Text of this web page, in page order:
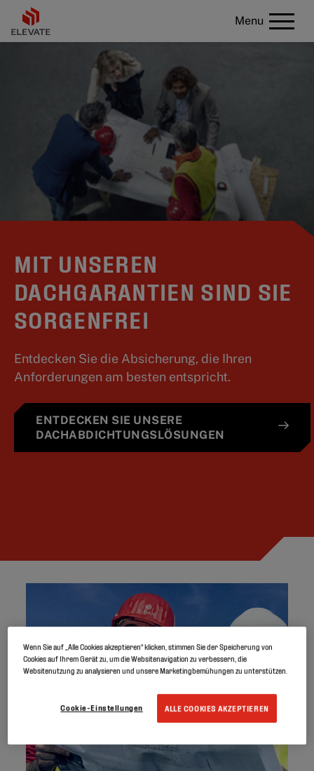
Menu
MIT UNSEREN
DACHGARANTIEN SIND SIE
SORGENFREI
Entdecken Sie die Absicherung, die Ihren
Anforderungen am besten entspricht.
ENTDECKEN SIE UNSERE
DACHABDICHTUNGSLÖSUNGEN
Wenn Sie auf „Alle Cookies akzeptieren“ klicken, stimmen Sie der Speicherung von
Cookies auf Ihrem Gerät zu, um die Websitenavigation zu verbessern, die
Websitenutzung zu analysieren und unsere Marketingbemühungen zu unterstützen.
ALLE COOKIES AKZEPTIEREN
Cookie-Einstellungen